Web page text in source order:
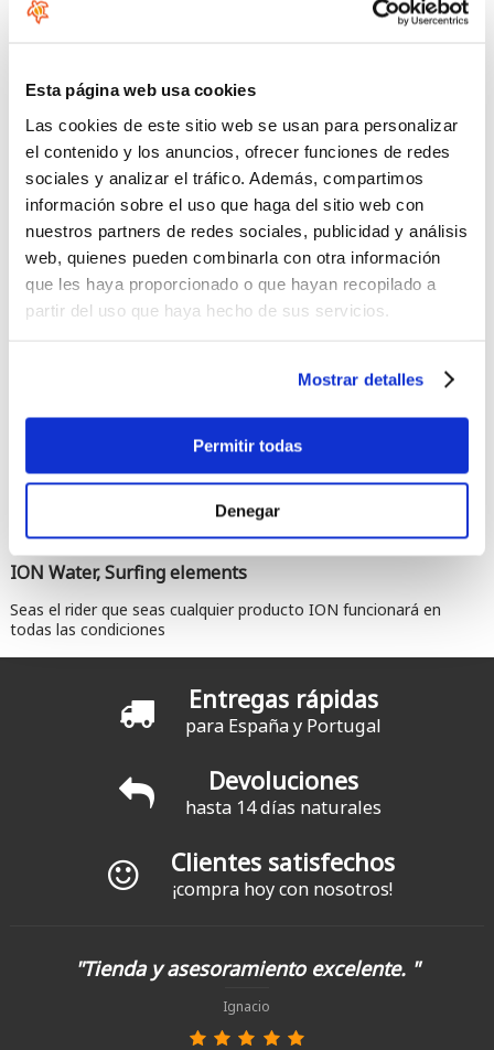
Esta página web usa cookies
Las cookies de este sitio web se usan para personalizar
el contenido y los anuncios, ofrecer funciones de redes
sociales y analizar el tráfico. Además, compartimos
información sobre el uso que haga del sitio web con
nuestros partners de redes sociales, publicidad y análisis
web, quienes pueden combinarla con otra información
que les haya proporcionado o que hayan recopilado a
partir del uso que haya hecho de sus servicios.
Mostrar detalles
Permitir todas
Denegar
Saltos automáticos de líneas y de párrafos.
Queremos saber que no eres un robot, por favor responde la
siguiente pregunta
Introduzca los caracteres mostrados en la imagen.
ION Water, Surfing elements
Seas el rider que seas cualquier producto ION funcionará en
todas las condiciones
Entregas rápidas
para España y Portugal
Devoluciones
hasta 14 días naturales
Clientes satisfechos
¡compra hoy con nosotros!
"Tienda y asesoramiento excelente. "
Ignacio